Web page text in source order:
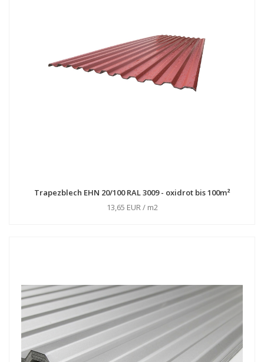
Trapezblech EHN 20/100 RAL 3009 - oxidrot bis 100m²
13,65 EUR / m2